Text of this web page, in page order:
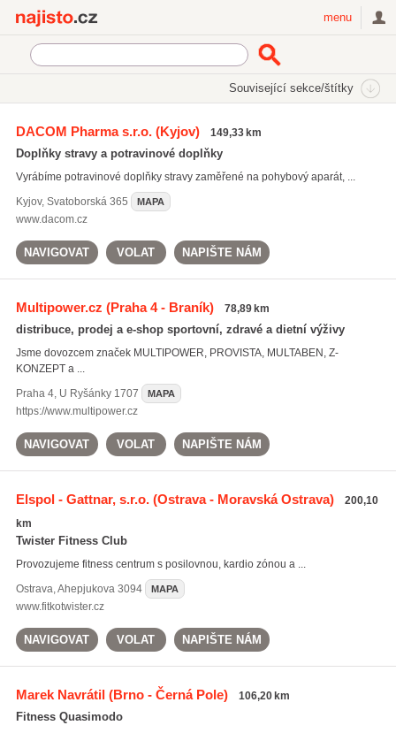
menu
Související sekce/štítky
sportovní výživa(222)
doplňky potravy(494)
DACOM Pharma s.r.o.(Kyjov) 149,33 km
Doplňky stravy a potravinové doplňky
Vyrábíme potravinové doplňky stravy zaměřené na pohybový aparát, ...
Kyjov, Svatoborská 365 MAPA
www.dacom.cz
NAVIGOVAT VOLAT NAPIŠTE NÁM
Multipower.cz (Praha 4 - Braník) 78,89 km
distribuce, prodej a e-shop sportovní, zdravé a dietní výživy
Jsme dovozcem značek MULTIPOWER, PROVISTA, MULTABEN, Z-
KONZEPT a ...
Praha 4, U Ryšánky 1707 MAPA
https://www.multipower.cz
NAVIGOVAT VOLAT NAPIŠTE NÁM
Elspol - Gattnar, s.r.o.(Ostrava - Moravská Ostrava)
200,10
km
Twister Fitness Club
Provozujeme fitness centrum s posilovnou, kardio zónou a ...
Ostrava,Ahepjukova 3094 MAPA
www.fitkotwister.cz
NAVIGOVAT VOLAT NAPIŠTE NÁM
Marek Navrátil(Brno - Černá Pole) 106,20 km
Fitness Quasimodo